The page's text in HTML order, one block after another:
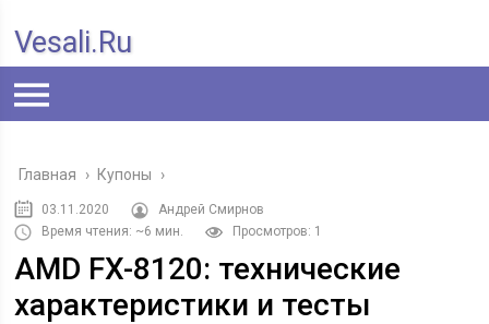
Vesali.ru
Главная › Купоны ›
03.11.2020
Андрей Смирнов
Время чтения: ~6 мин.
Просмотров: 1
AMD FX-8120: технические
характеристики и тесты